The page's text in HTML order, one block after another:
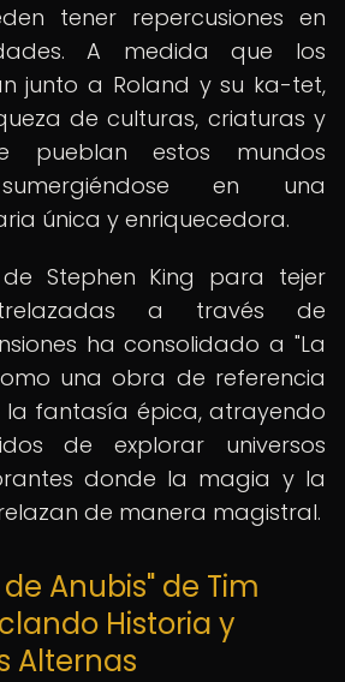
tener repercusiones en
A medida que los
junto a Roland y su ka-tet,
de culturas, criaturas y
pueblan estos mundos
en una
única y enriquecedora.
Stephen King para tejer
a través de
ha consolidado a "La
una obra de referencia
la fantasía épica, atrayendo
de explorar universos
donde la magia y la
de manera magistral.
Anubis" de Tim
Historia y
Alternas